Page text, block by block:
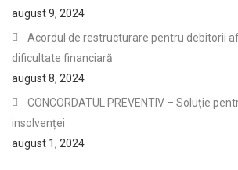
august 9, 2024
Acordul de restructurare pentru debitorii
dificultate financiară
august 8, 2024
CONCORDATUL PREVENTIV – Soluție
insolvenței
august 1, 2024